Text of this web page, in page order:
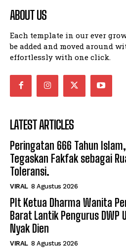
ABOUT US
Each template in our ever
be added and moved around
effortlessly with one click.
LATEST ARTICLES
Peringatan 666 Tahun
Tegaskan Fakfak sebagai
Toleransi.
VIRAL 8 Agustus 2026
Plt Ketua Dharma Wanita
Barat Lantik Pengurus DWP
Nyak Dien
VIRAL 8 Agustus 2026